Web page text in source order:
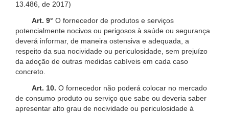
13.486, de 2017)
Art. 9° O fornecedor de produtos e serviços
potencialmente nocivos ou perigosos à saúde ou segurança
deverá informar, de maneira ostensiva e adequada, a
respeito da sua nocividade ou periculosidade, sem prejuízo
da adoção de outras medidas cabíveis em cada caso
concreto.
Art. 10. O fornecedor não poderá colocar no mercado
de consumo produto ou serviço que sabe ou deveria saber
apresentar alto grau de nocividade ou periculosidade à